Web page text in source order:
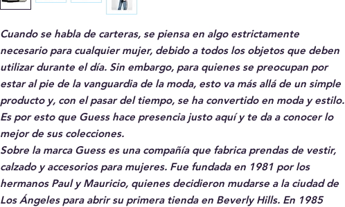
Cuando se habla de carteras, se piensa en algo estrictamente
necesario para cualquier mujer, debido a todos los objetos que deben
utilizar durante el día. Sin embargo, para quienes se preocupan por
estar al pie de la vanguardia de la moda, esto va más allá de un simple
producto y, con el pasar del tiempo, se ha convertido en moda y estilo.
Es por esto que Guess hace presencia justo aquí y te da a conocer lo
mejor de sus colecciones.
Sobre la marca Guess es una compañía que fabrica prendas de vestir,
calzado y accesorios para mujeres. Fue fundada en 1981 por los
hermanos Paul y Mauricio, quienes decidieron mudarse a la ciudad de
Los Ángeles para abrir su primera tienda en Beverly Hills. En 1985